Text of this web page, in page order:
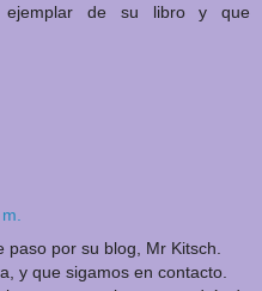
ejemplar de su libro y que
por su blog, Mr Kitsch.
y que sigamos en contacto.